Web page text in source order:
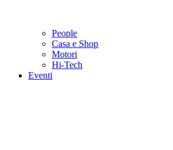
People
Casa e Shop
Motori
Hi-Tech
Eventi